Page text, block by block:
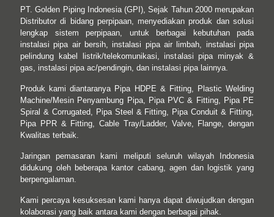
PT. Golden Piping Indonesia (GPI), Sejak Tahun 2000 merupakan
Distributor di bidang perpipaan, menyediakan produk dan solusi
lengkap sistem perpipaan, untuk berbagai kebutuhan pada
instalasi pipa air bersih, instalasi pipa air limbah, instalasi pipa
pelindung kabel listrik/telekomunikasi, instalasi pipa minyak &
gas, instalasi pipa ac/pendingin, dan instalasi pipa lainnya.
Produk kami diantaranya Pipa HDPE & Fitting, Plastic Welding
Machine/Mesin Penyambung Pipa, Pipa PVC & Fitting, Pipa PE
Spiral & Corrugated, Pipa Steel & Fitting, Pipa Conduit & Fitting,
Pipa PPR & Fitting, Cable Tray/Ladder, Valve, Flange, dengan
Kwalitas terbaik.
Jaringan pemasaran kami meliputi seluruh wilayah Indonesia
didukung oleh beberapa kantor cabang, agen dan logistik yang
berpengalaman.
Kami percaya kesuksesan kami hanya dapat diwujudkan dengan
kolaborasi yang baik antara kami dengan berbagai pihak.